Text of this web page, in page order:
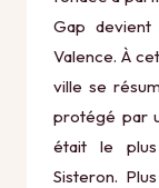
Gap
Valence. À
ville se
protégé par
était le
Sisteron.